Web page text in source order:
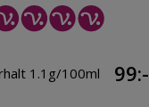
1.1g/100ml 99:-